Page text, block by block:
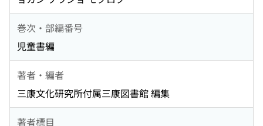
巻次・部編番号
児童書編
著者・編者
三康文化研究所付属三康図書館 編集
著者標目